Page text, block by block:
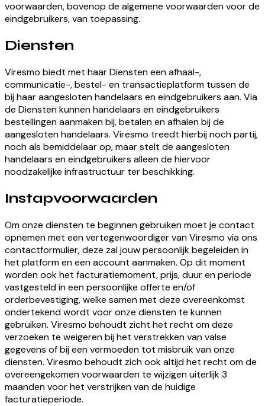
voorwaarden, bovenop de algemene voorwaarden voor de
eindgebruikers, van toepassing.
Diensten
Viresmo biedt met haar Diensten een afhaal-,
communicatie-, bestel- en transactieplatform tussen de
bij haar aangesloten handelaars en eindgebruikers aan. Via
de Diensten kunnen handelaars en eindgebruikers
bestellingen aanmaken bij, betalen en afhalen bij de
aangesloten handelaars. Viresmo treedt hierbij noch partij,
noch als bemiddelaar op, maar stelt de aangesloten
handelaars en eindgebruikers alleen de hiervoor
noodzakelijke infrastructuur ter beschikking.
Instapvoorwaarden
Om onze diensten te beginnen gebruiken moet je contact
opnemen met een vertegenwoordiger van Viresmo via ons
contactformulier, deze zal jouw persoonlijk begeleiden in
het platform en een account aanmaken. Op dit moment
worden ook het facturatiemoment, prijs, duur en periode
vastgesteld in een persoonlijke offerte en/of
orderbevestiging, welke samen met deze overeenkomst
ondertekend wordt voor onze diensten te kunnen
gebruiken. Viresmo behoudt zicht het recht om deze
verzoeken te weigeren bij het verstrekken van valse
gegevens of bij een vermoeden tot misbruik van onze
diensten. Viresmo behoudt zich ook altijd het recht om de
overeengekomen voorwaarden te wijzigen uiterlijk 3
maanden voor het verstrijken van de huidige
facturatieperiode.